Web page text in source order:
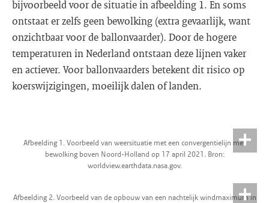
bijvoorbeeld voor de situatie in afbeelding 1. En soms
ontstaat er zelfs geen bewolking (extra gevaarlijk, want
onzichtbaar voor de ballonvaarder). Door de hogere
temperaturen in Nederland ontstaan deze lijnen vaker
en actiever. Voor ballonvaarders betekent dit risico op
koerswijzigingen, moeilijk dalen of landen.
Afbeelding 1. Voorbeeld van weersituatie met een convergentielijn met
bewolking boven Noord-Holland op 17 april 2021. Bron:
worldview.earthdata.nasa.gov.
Afbeelding 2. Voorbeeld van de opbouw van een nachtelijk windmaximum in